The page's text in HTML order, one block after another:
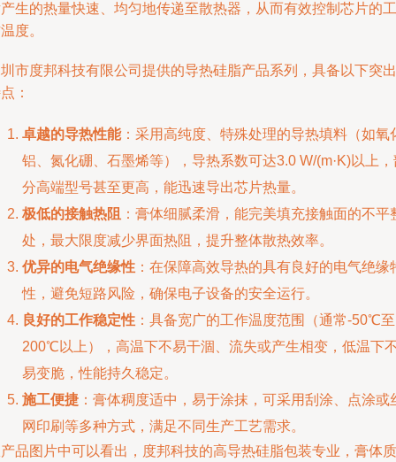
生的热量快速、均匀地传递至散热器，从而有效控制芯片的工
度。
市度邦科技有限公司提供的导热硅脂产品系列，具备以下突出
：
卓越的导热性能：采用高纯度、特殊处理的导热填料（如氧
铝、氮化硼、石墨烯等），导热系数可达3.0 W/(m·K)以上
分高端型号甚至更高，能迅速导出芯片热量。
极低的接触热阻 ：膏体细腻柔滑，能完美填充接触面的不平
处，最大限度减少界面热阻，提升整体散热效率。
优异的电气绝缘性 ：在保障高效导热的具有良好的电气绝缘
性，避免短路风险，确保电子设备的安全运行。
良好的工作稳定性 ：具备宽广的工作温度范围（通常-50℃至
200℃以上），高温下不易干涸、流失或产生相变，低温下
易变脆，性能持久稳定。
施工便捷 ：膏体稠度适中，易于涂抹，可采用刮涂、点涂或
网印刷等多种方式，满足不同生产工艺需求。
品图片中可以看出，度邦科技的高导热硅脂包装专业，膏体质